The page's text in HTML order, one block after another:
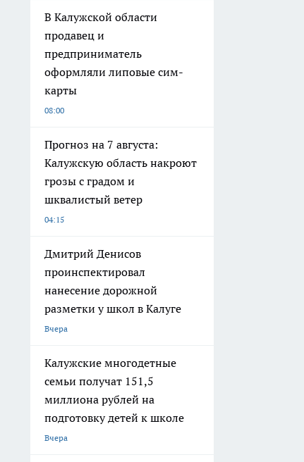
В Калужской области
продавец и
предприниматель
оформляли липовые сим-
карты
08:00
Прогноз на 7 августа:
Калужскую область накроют
грозы с градом и
шквалистый ветер
04:15
Дмитрий Денисов
проинспектировал
нанесение дорожной
разметки у школ в Калуге
Вчера
Калужские многодетные
семьи получат 151,5
миллиона рублей на
подготовку детей к школе
Вчера